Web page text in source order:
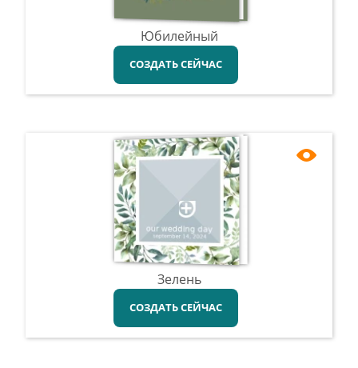
Юбилейный
СОЗДАТЬ СЕЙЧАС
Зелень
СОЗДАТЬ СЕЙЧАС